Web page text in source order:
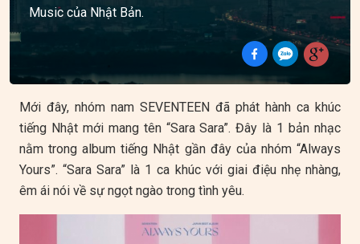
Music của Nhật Bản.
Mới đây, nhóm nam SEVENTEEN đã phát hành ca khúc
tiếng Nhật mới mang tên “Sara Sara”. Đây là 1 bản nhạc
nằm trong album tiếng Nhật gần đây của nhóm “Always
Yours”. “Sara Sara” là 1 ca khúc với giai điệu nhẹ nhàng,
êm ái nói về sự ngọt ngào trong tình yêu.